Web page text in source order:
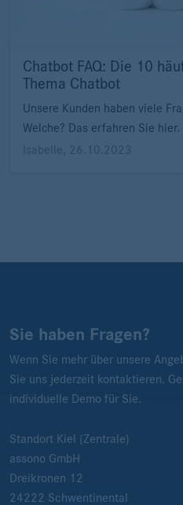
Chatbot FAQ: Die 10
Thema Chatbot
Unsere Kunden haben viele
Welche? Das erfahren Sie hier.
Isabelle, 26.10.2023
Sie haben Fragen?
Wenn Sie mehr über unsere
Sie uns jederzeit kontaktieren.
individuelle Demo für Sie.
Standort Kiel (Zentrale)
assono GmbH
Dreikronen 12
24222 Schwentinental